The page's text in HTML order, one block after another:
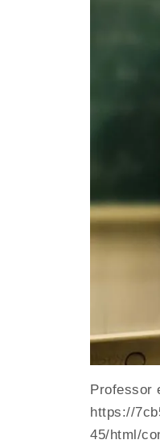
Professor
https://
45/html/